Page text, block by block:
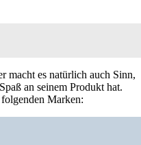
macht es natürlich auch Sinn,
an seinem Produkt hat.
Marken: